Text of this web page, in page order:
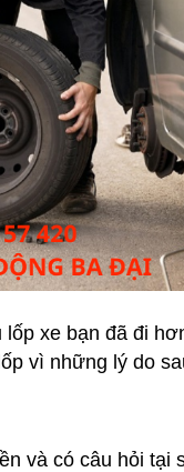
xe bạn đã đi
vì những lý do
và có câu hỏi tại